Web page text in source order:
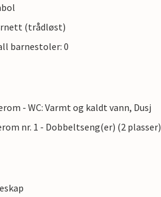
(trådløst)
barnestoler: 0
- WC: Varmt og kaldt vann, Dusj
nr. 1 - Dobbeltseng(er) (2 plasser)